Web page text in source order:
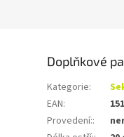
Doplňkové
Kategorie:
EAN:
Provedení::